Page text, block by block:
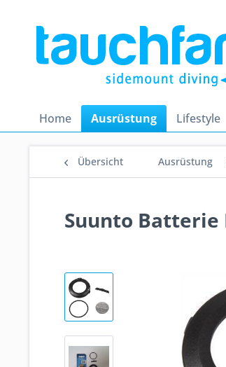
Home Ausrüstung Lifestyle
Übersicht Ausrüstung
Suunto Batterie